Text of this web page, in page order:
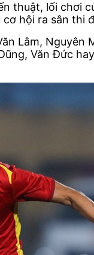
thuật, lối chơi
hội ra sân thi
Lâm, Nguyên
Văn Đức